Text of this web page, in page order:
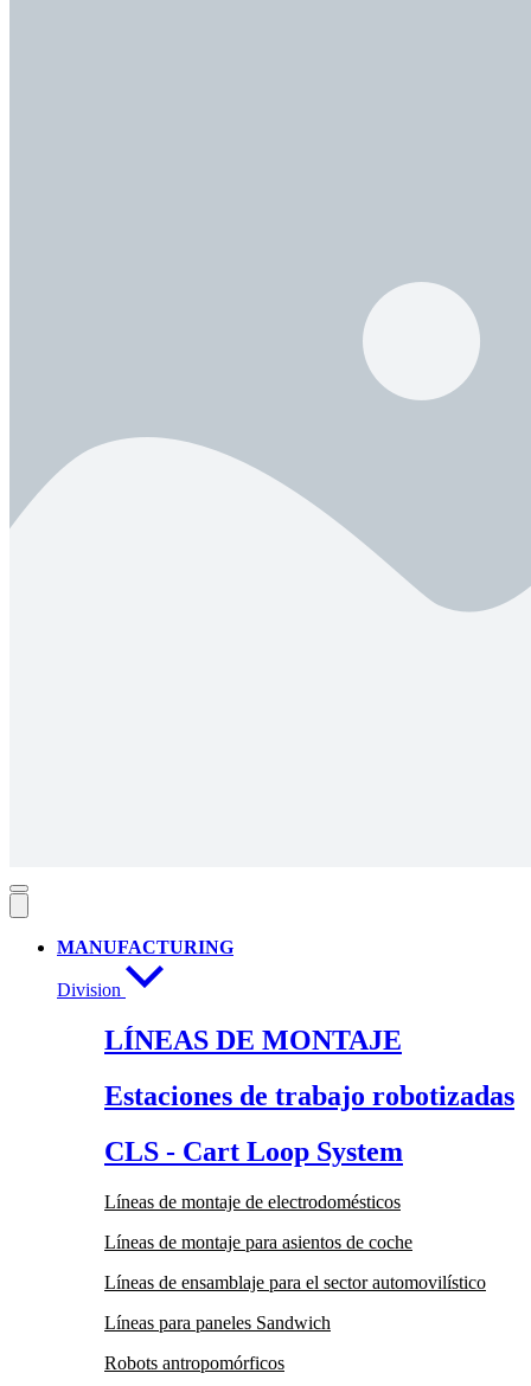
MANUFACTURING
Division
LÍNEAS DE MONTAJE
Estaciones de trabajo robotizadas
CLS - Cart Loop System
Líneas de montaje de electrodomésticos
Líneas de montaje para asientos de coche
Líneas de ensamblaje para el sector automovilístico
Líneas para paneles Sandwich
Robots antropomórficos